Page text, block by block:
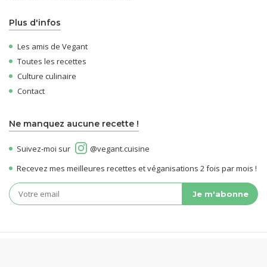
Plus d'infos
Les amis de Vegant
Toutes les recettes
Culture culinaire
Contact
Ne manquez aucune recette !
Suivez-moi sur
@vegant.cuisine
Recevez mes meilleures recettes et véganisations 2 fois par mois !